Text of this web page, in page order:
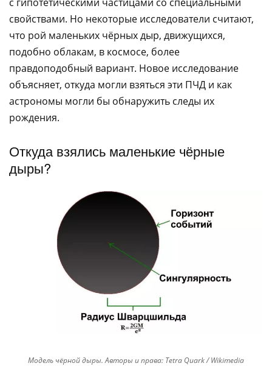
свойствами. Но некоторые исследователи считают,
что рой маленьких чёрных дыр, движущихся,
подобно облакам, в космосе, более
правдоподобный вариант. Новое исследование
объясняет, откуда могли взяться эти ПЧД и как
астрономы могли бы обнаружить следы их
рождения.
Откуда взялись маленькие чёрные
дыры?
Модель чёрной дыры. Авторы и права: Tetra Quark / Wikimedia